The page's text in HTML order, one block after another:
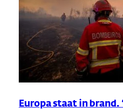
Europa staat in brand.